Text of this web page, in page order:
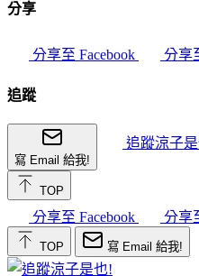
分享
分享至 Facebook 分享
追蹤
寫 Email 給我!
追蹤涼子是
TOP
分享至 Facebook 分享
TOP 寫 Email 給我!